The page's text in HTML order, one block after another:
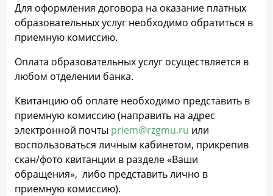
Для оформления договора на оказание платных
образовательных услуг необходимо обратиться в
приемную комиссию.
Оплата образовательных услуг осуществляется в
любом отделении банка.
Квитанцию об оплате необходимо представить в
приемную комиссию (направить на адрес
электронной почты priem@rzgmu.ru или
воспользоваться личным кабинетом, прикрепив
скан/фото квитанции в разделе «Ваши
обращения», либо представить лично в
приемную комиссию).